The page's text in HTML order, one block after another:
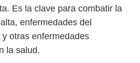
Es la clave para combatir la
alta, enfermedades del
otras enfermedades
la salud.